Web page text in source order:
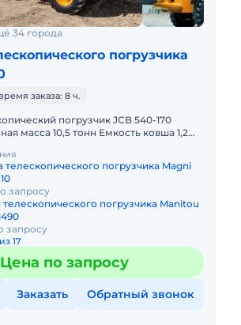
34 города
погрузчика
заказа: 8 ч.
погрузчик JCB 540-170
масса 10,5 тонн Емкость ковша 1,2
телескопического погрузчика Magni
запросу
погрузчика Manitou
запросу
17
Цена по запросу
Заказать Обратный звонок